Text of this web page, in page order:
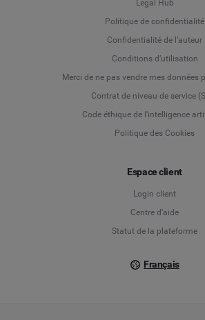
Legal Hub
Politique de confidentialité
Confidentialité de l’auteur
Conditions d’utilisation
Merci de ne pas vendre mes données
Contrat de niveau de service
Code éthique de l'intelligence
Politique des Cookies
Espace client
Login client
Centre d’aide
Statut de la plateforme
Français